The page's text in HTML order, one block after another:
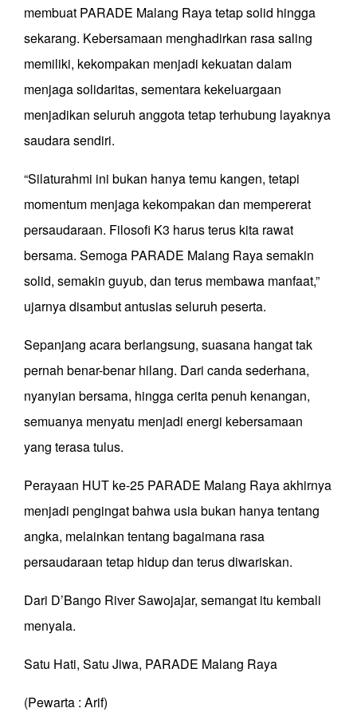
membuat PARADE Malang Raya tetap solid hingga
sekarang. Kebersamaan menghadirkan rasa saling
memiliki, kekompakan menjadi kekuatan dalam
menjaga solidaritas, sementara kekeluargaan
menjadikan seluruh anggota tetap terhubung layaknya
saudara sendiri.
“Silaturahmi ini bukan hanya temu kangen, tetapi
momentum menjaga kekompakan dan mempererat
persaudaraan. Filosofi K3 harus terus kita rawat
bersama. Semoga PARADE Malang Raya semakin
solid, semakin guyub, dan terus membawa manfaat,”
ujarnya disambut antusias seluruh peserta.
Sepanjang acara berlangsung, suasana hangat tak
pernah benar-benar hilang. Dari canda sederhana,
nyanyian bersama, hingga cerita penuh kenangan,
semuanya menyatu menjadi energi kebersamaan
yang terasa tulus.
Perayaan HUT ke-25 PARADE Malang Raya akhirnya
menjadi pengingat bahwa usia bukan hanya tentang
angka, melainkan tentang bagaimana rasa
persaudaraan tetap hidup dan terus diwariskan.
Dari D’Bango River Sawojajar, semangat itu kembali
menyala.
Satu Hati, Satu Jiwa, PARADE Malang Raya
(Pewarta : Arif)